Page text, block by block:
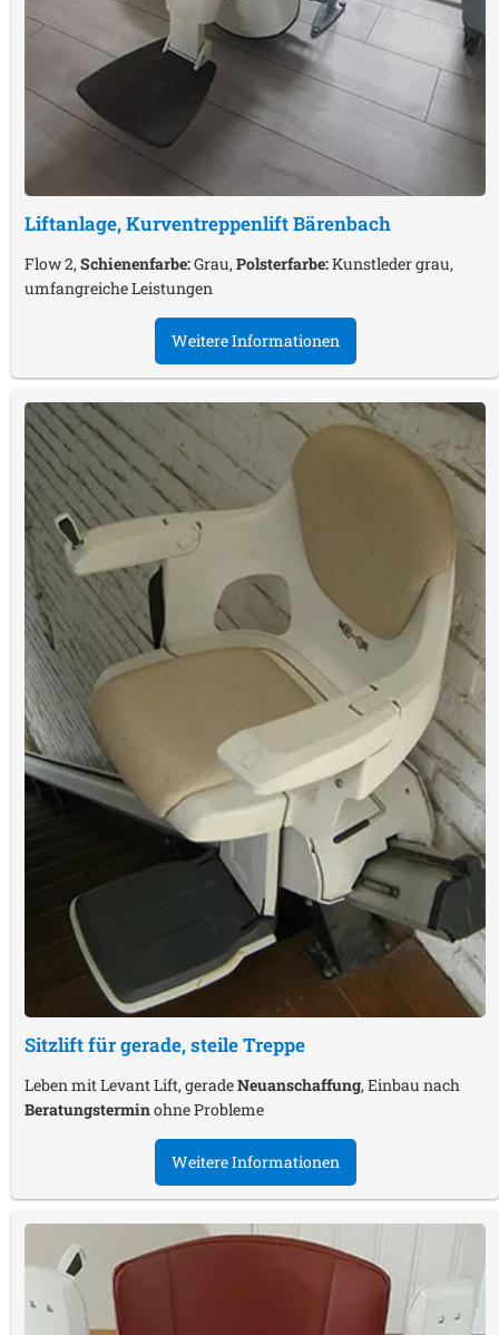
Liftanlage, KurventreppenliftBärenbach
Flow 2,Schienenfarbe:Grau,Polsterfarbe:Kunstleder grau,
umfangreiche Leistungen
Weitere Informationen
Sitzlift für gerade, steile Treppe
Leben mit Levant Lift, geradeNeuanschaffung, Einbau nach
Beratungsterminohne Probleme
Weitere Informationen